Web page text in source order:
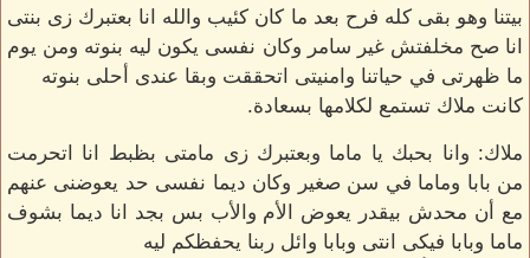
بيتنا وهو بقى كله فرح بعد ما كان كئيب والله انا بعتبرك زى بنتى
انا صح مخلفتش غير سامر وكان نفسى يكون ليه بنوته ومن يوم
ما ظهرتى في حياتنا وامنيتى اتحققت وبقا عندى أحلى بنوته
كانت ملاك تستمع لكلامها بسعادة.
ملاك: وانا بحبك يا ماما وبعتبرك زى مامتى بظبط انا اتحرمت
من بابا وماما في سن صغير وكان ديما نفسى حد يعوضنى عنهم
مع أن محدش بيقدر يعوض الأم والأب بس بجد انا ديما بشوف
ماما وبابا فيكى انتى وبابا وائل ربنا يحفظكم ليه